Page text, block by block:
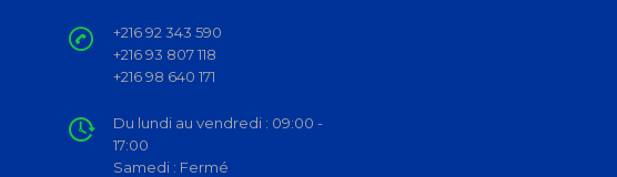
+216 92 343 590
+216 93 807 118
+216 98 640 171
Du lundi au vendredi : 09:00 -
17:00
Samedi : Fermé